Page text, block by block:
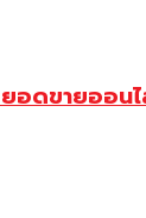
ขายออน